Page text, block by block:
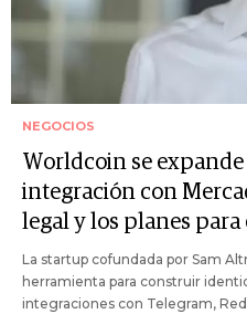
NEGOCIOS
Worldcoin se
integración con
legal y los planes para
La startup cofundada por Sam
herramienta para construir
integraciones con Telegram,